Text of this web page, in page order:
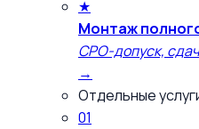
★
Монтаж
СРО-допуск,
→
Отдельные
01